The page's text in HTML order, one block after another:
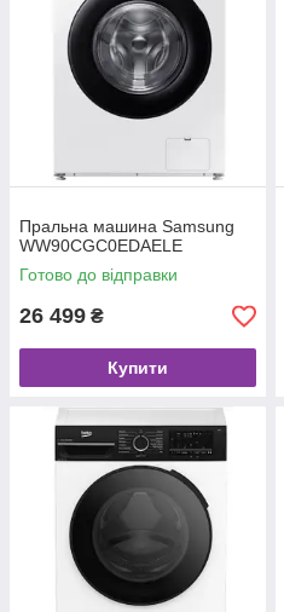
Пральна машина Samsung
WW90CGC0EDAELE
Готово до відправки
26 499 ₴
Купити